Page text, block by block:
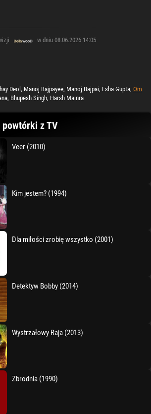
w dniu 08.06.2026 14:05
Deol, Manoj Bajpayee, Manoj Bajpai, Esha Gupta, Om
Bhupesh Singh, Harsh Mainra
powtórki z TV
Veer (2010)
Kim jestem? (1994)
Dla miłości zrobię wszystko (2001)
Detektyw Bobby (2014)
Wystrzałowy Raja (2013)
Zbrodnia (1990)